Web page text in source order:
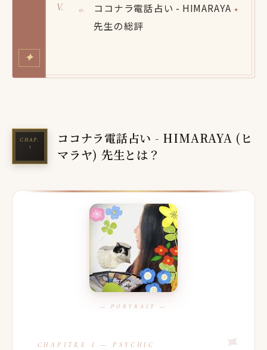
✦
ココナラ電話占い - HIMARAYA
先生の総評
ココナラ電話占い - HIMARAYA (ヒ
マラヤ) 先生とは？